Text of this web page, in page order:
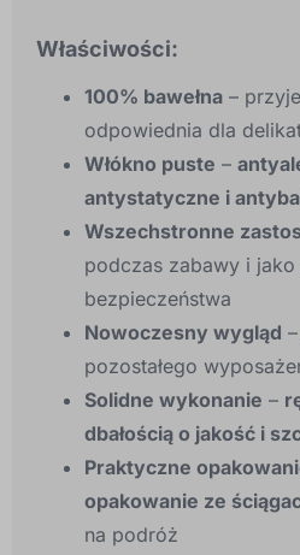
Właściwości:
100% bawełna –
odpowiednia dla
Włókno puste –
antystatyczne i
Wszechstronne
podczas zabawy i jako
bezpieczeństwa
Nowoczesny wygląd
pozostałego
Solidne wykonanie –
dbałością o jakość i
Praktyczne
opakowanie ze
na podróż